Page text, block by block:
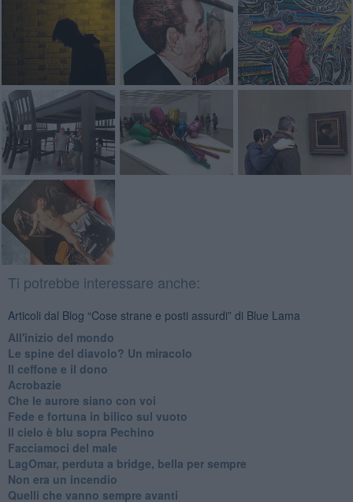
Ti potrebbe interessare anche:
Articoli dal Blog “Cose strane e posti assurdi” di Blue Lama
All'inizio del mondo
Le spine del diavolo? Un miracolo
Il ceffone e il dono
Acrobazie
Che le aurore siano con voi
Fede e fortuna in bilico sul vuoto
Il cielo è blu sopra Pechino
Facciamoci del male
LagOmar, perduta a bridge, bella per sempre
Non era un incendio
Quelli che vanno sempre avanti